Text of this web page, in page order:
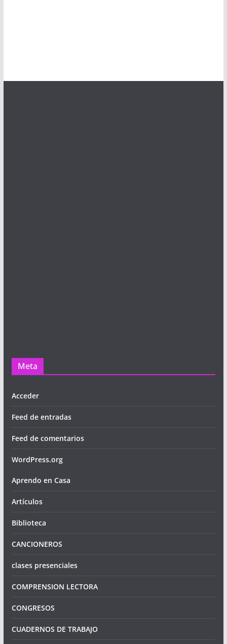
Meta
Acceder
Feed de entradas
Feed de comentarios
WordPress.org
Aprendo en Casa
Artículos
Biblioteca
CANCIONEROS
clases presenciales
COMPRENSION LECTORA
CONGRESOS
CUADERNOS DE TRABAJO